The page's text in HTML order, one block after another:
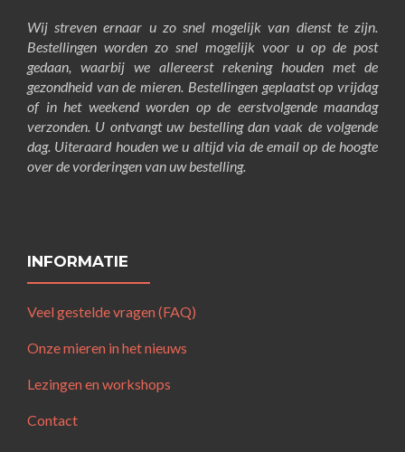
Wij streven ernaar u zo snel mogelijk van dienst te zijn.
Bestellingen worden zo snel mogelijk voor u op de post
gedaan, waarbij we allereerst rekening houden met de
gezondheid van de mieren. Bestellingen geplaatst op vrijdag
of in het weekend worden op de eerstvolgende maandag
verzonden. U ontvangt uw bestelling dan vaak de volgende
dag. Uiteraard houden we u altijd via de email op de hoogte
over de vorderingen van uw bestelling.
INFORMATIE
Veel gestelde vragen (FAQ)
Onze mieren in het nieuws
Lezingen en workshops
Contact